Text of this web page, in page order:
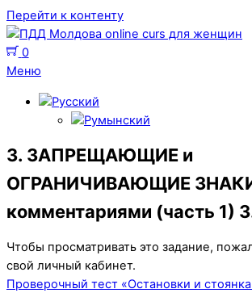
Перейти к контенту
0
Меню
3. ЗАПРЕЩАЮЩИЕ и
ОГРАНИЧИВАЮЩИЕ
комментариями (часть 1)
Чтобы просматривать это задание,
свой личный кабинет.
Проверочный тест «Остановки и